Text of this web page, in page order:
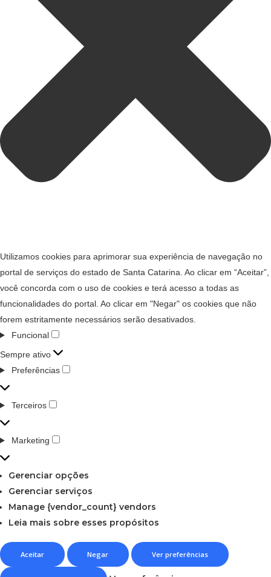
Utilizamos cookies para aprimorar sua experiência de navegação no
portal de serviços do estado de Santa Catarina. Ao clicar em “Aceitar”,
você concorda com o uso de cookies e terá acesso a todas as
funcionalidades do portal. Ao clicar em "Negar" os cookies que não
forem estritamente necessários serão desativados.
Funcional
Sempre ativo
Preferências
Terceiros
Marketing
Gerenciar opções
Gerenciar serviços
Manage {vendor_count} vendors
Leia mais sobre esses propósitos
Aceitar Negar Ver preferências